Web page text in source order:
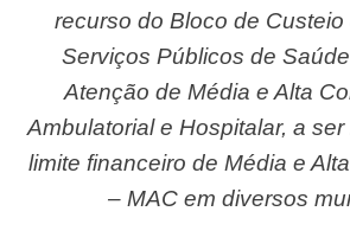
recurso do Bloco de
Serviços Públicos de
Atenção de Média e Alta
Ambulatorial e Hospitalar, a
limite financeiro de Média e
– MAC em diversos